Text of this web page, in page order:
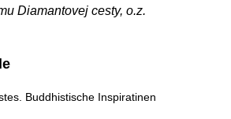
Diamantovej cesty, o.z.
Buddhistische Inspiratinen